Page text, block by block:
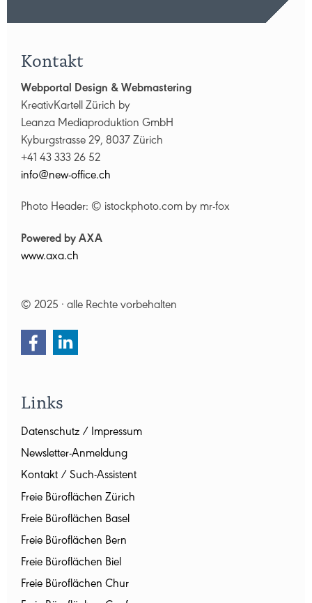
Kontakt
Webportal Design & Webmastering
KreativKartell Zürich by
Leanza Mediaproduktion GmbH
Kyburgstrasse 29, 8037 Zürich
+41 43 333 26 52
nf
n w- ffc ch
Photo Header: © istockphoto.com by mr-fox
Powered by AXA
www.axa.ch
© 2025 · alle Rechte vorbehalten
Links
Datenschutz / Impressum
Newsletter-Anmeldung
Kontakt / Such-Assistent
Freie Büroflächen Zürich
Freie Büroflächen Basel
Freie Büroflächen Bern
Freie Büroflächen Biel
Freie Büroflächen Chur